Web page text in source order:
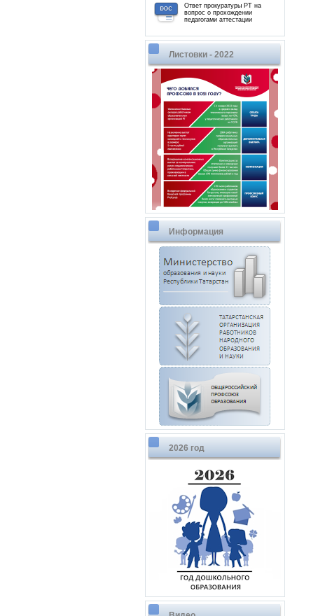
Ответ прокуратуры РТ на
вопрос о прохождении
педагогами аттестации
Листовки - 2022
Информация
2026 год